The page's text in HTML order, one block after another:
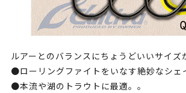
ルアーとのバランスにちょうどいいサイズ
●ローリングファイトをいなす絶妙なシェ
●本流や湖のトラウトに最適。。